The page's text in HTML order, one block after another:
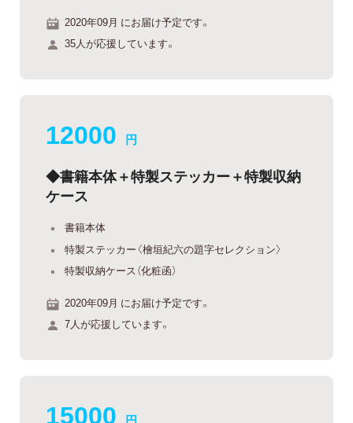
2020年09月 にお届け予定です。
35人が応援しています。
12000 円
◆書籍本体＋特製ステッカー＋特製収納
ケース
書籍本体
特製ステッカー〈檜垣紀六の題字セレクション〉
特製収納ケース（化粧函）
2020年09月 にお届け予定です。
7人が応援しています。
15000